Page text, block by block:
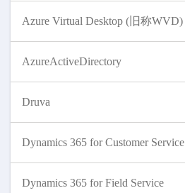
Azure Virtual Desktop (旧称WVD)
AzureActiveDirectory
Druva
Dynamics 365 for Customer Service
Dynamics 365 for Field Service